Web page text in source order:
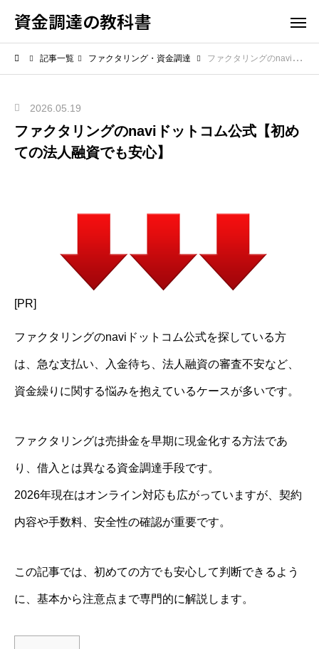
資金調達の教科書
記事一覧 ファクタリング・資金調達 ファクタリングのnaviドットコム公式【初めての法人融資でも安心】
2026.05.19
ファクタリングのnaviドットコム公式【初め
ての法人融資でも安心】
[PR]
ファクタリングのnaviドットコム公式を探している方
は、急な支払い、入金待ち、法人融資の審査不安など、
資金繰りに関する悩みを抱えているケースが多いです。
ファクタリングは売掛金を早期に現金化する方法であ
り、借入とは異なる資金調達手段です。
2026年現在はオンライン対応も広がっていますが、契約
内容や手数料、安全性の確認が重要です。
この記事では、初めての方でも安心して判断できるよう
に、基本から注意点まで専門的に解説します。